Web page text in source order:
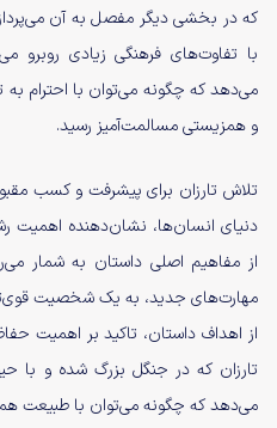
که در بخشی دیگر مفصل به آن
با تفاوت‌های فرهنگی زیادی
می‌دهد که چگونه می‌توان با احترام به
و همزیستی مسالمت‌آمیز رسید.
تلاش تارزان برای پیشرفت و کسب
دنیای انسان‌ها، نشان‌دهنده
از مفاهیم اصلی داستان به شمار
مهارت‌های جدید، به یک شخصیت
از اهداف داستان، تاکید بر اهمیت
تارزان که در جنگل بزرگ شده و با
می‌دهد که چگونه می‌توان با طبیعت